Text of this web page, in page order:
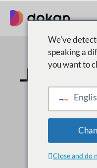
إلى
المحتوى
سوق لـ
We've
speaking a
you want to
Close and do